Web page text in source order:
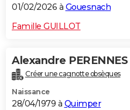
01/02/2026 à Gouesnach
Famille GUILLOT
Alexandre PERENNES
Créer une cagnotte obsèques
Naissance
28/04/1979 à Quimper